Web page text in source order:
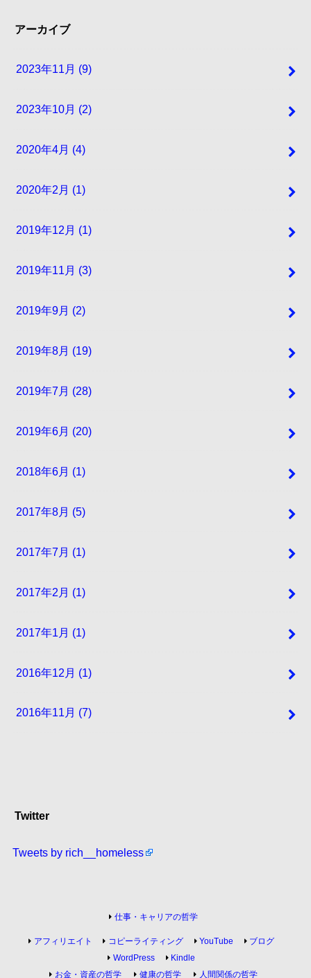
アーカイブ
2023年11月 (9)
2023年10月 (2)
2020年4月 (4)
2020年2月 (1)
2019年12月 (1)
2019年11月 (3)
2019年9月 (2)
2019年8月 (19)
2019年7月 (28)
2019年6月 (20)
2018年6月 (1)
2017年8月 (5)
2017年7月 (1)
2017年2月 (1)
2017年1月 (1)
2016年12月 (1)
2016年11月 (7)
Twitter
Tweets by rich__homeless
仕事・キャリアの哲学
アフィリエイト コピーライティング YouTube
ブログ
WordPress
Kindle
お金・資産の哲学
健康の哲学 人間関係の哲学